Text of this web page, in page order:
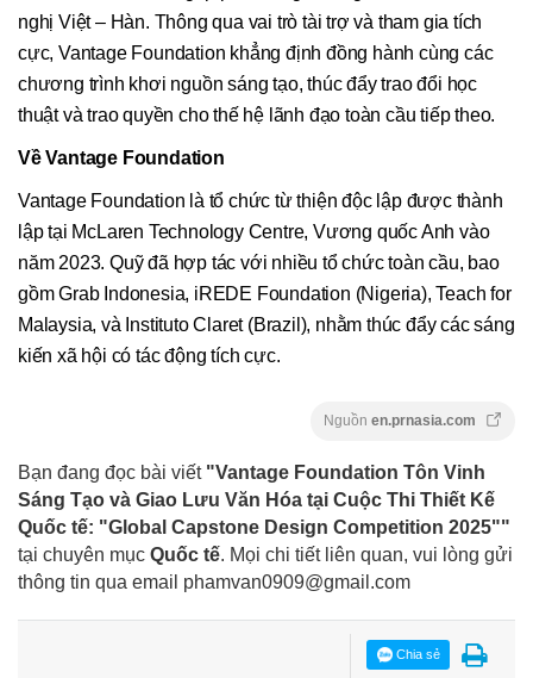
nghị Việt – Hàn. Thông qua vai trò tài trợ và tham gia tích
cực, Vantage Foundation khẳng định đồng hành cùng các
chương trình khơi nguồn sáng tạo, thúc đẩy trao đổi học
thuật và trao quyền cho thế hệ lãnh đạo toàn cầu tiếp theo.
Về Vantage Foundation
Vantage Foundation là tổ chức từ thiện độc lập được thành
lập tại McLaren Technology Centre, Vương quốc Anh vào
năm 2023. Quỹ đã hợp tác với nhiều tổ chức toàn cầu, bao
gồm Grab Indonesia, iREDE Foundation (Nigeria), Teach for
Malaysia, và Instituto Claret (Brazil), nhằm thúc đẩy các sáng
kiến xã hội có tác động tích cực.
Nguồn en.prnasia.com
Bạn đang đọc bài viết "Vantage Foundation Tôn Vinh
Sáng Tạo và Giao Lưu Văn Hóa tại Cuộc Thi Thiết Kế
Quốc tế: "Global Capstone Design Competition 2025""
tại chuyên mục Quốc tế. Mọi chi tiết liên quan, vui lòng gửi
thông tin qua email phamvan0909@gmail.com
Chia sẻ